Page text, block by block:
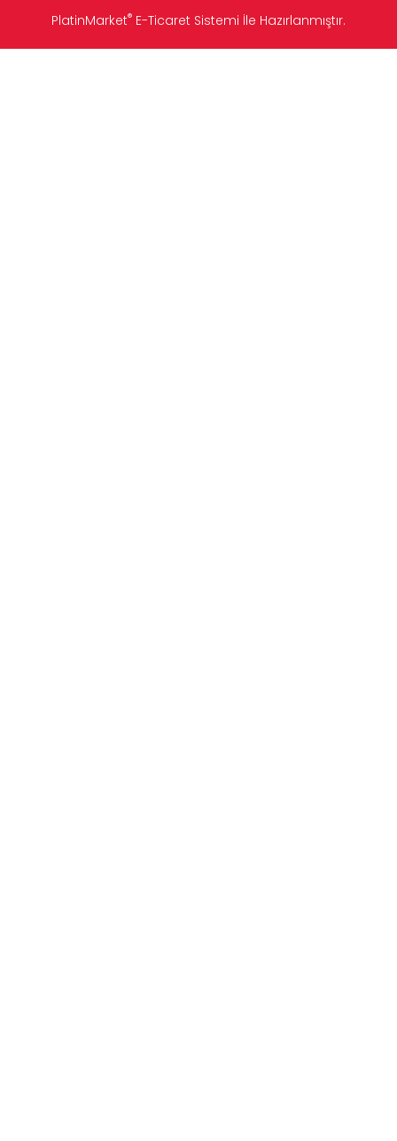
PlatinMarket® E-Ticaret Sistemi İle Hazırlanmıştır.